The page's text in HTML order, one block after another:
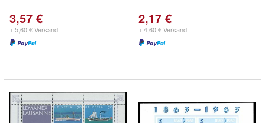
3,57 €
+ 5,60 € Versand
2,17 €
+ 4,60 € Versand